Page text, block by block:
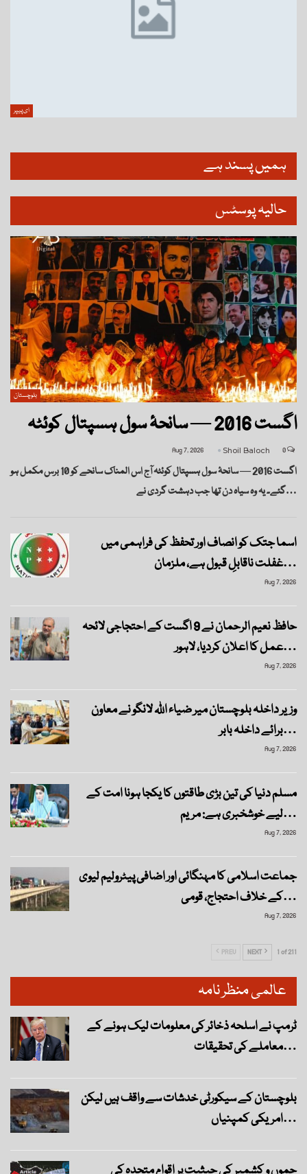
ای پیپر
ہمیں پسند ہے
حالیہ پوسٹس
بلوچستان
اگست 2016 — سانحۂ سول ہسپتال کوئٹہ
Shoil Baloch
Aug 7, 2026
اگست 2016 — سانحۂ سول ہسپتال کوئٹہ آج اس المناک سانحے کو 10 برس مکمل ہو
گئے۔ یہ وہ سیاہ دن تھا جب دہشت گردی نے…
اسما جتک کو انصاف اور تحفظ کی فراہمی میں
غفلت ناقابلِ قبول ہے، ملزمان…
Aug 7, 2026
حافظ نعیم الرحمان نے 9 اگست کے احتجاجی لائحہ
عمل کا اعلان کردیا، لاہور…
Aug 7, 2026
وزیر داخلہ بلوچستان میر ضیاء اللہ لانگو نے معاون
برائے داخلہ بابر…
Aug 7, 2026
مسلم دنیا کی تین بڑی طاقتوں کا یکجا ہونا امت کے
لیے خوشخبری ہے: مریم…
Aug 7, 2026
جماعت اسلامی کا مہنگائی اور اضافی پیٹرولیم لیوی
کے خلاف احتجاج، قومی…
Aug 7, 2026
PREV NEXT 1 of 211
عالمی منظر نامہ
ٹرمپ نے اسلحہ ذخائر کی معلومات لیک ہونے کے
معاملے کی تحقیقات…
بلوچستان کے سیکورٹی خدشات سے واقف ہیں لیکن
امریکی کمپنیاں…